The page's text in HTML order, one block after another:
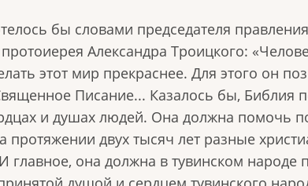
бы словами председателя
Александра Троицкого:
этот мир прекраснее. Для этого он
Писание... Казалось бы, Библия
и душах людей. Она должна помочь
двух тысяч лет разные
главное, она должна в тувинском народе